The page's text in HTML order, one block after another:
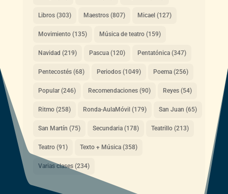
Libros(303) Maestros(807) Micael (127)
Movimiento(135) Música de teatro(159)
Navidad (219) Pascua(120) Pentatónica(347)
Pentecostés(68) Periodos(1049) Poema(256)
Popular(246) Recomendaciones(90) Reyes(54)
Ritmo(258) Ronda-AulaMóvil (179) San Juan (65)
San Martín (75) Secundaria(178) Teatrillo(213)
Teatro(91) Texto + Música(358)
Varias clases(234)